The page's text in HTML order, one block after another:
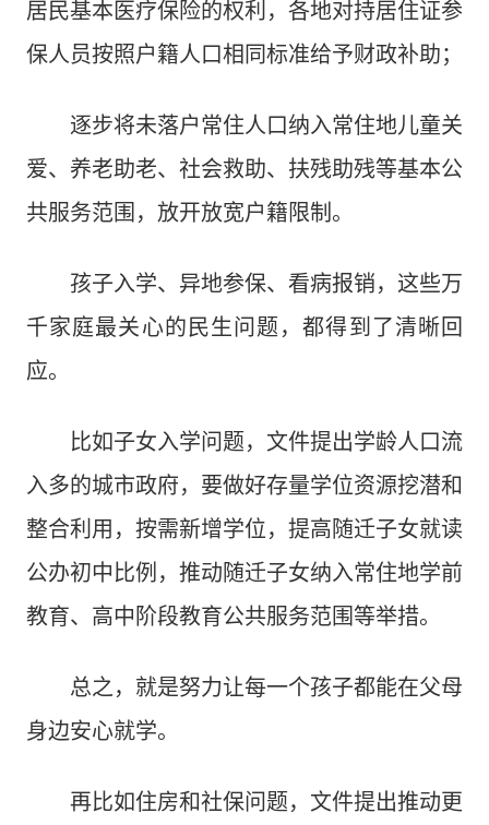
居民基本医疗保险的权利，各地对持居住证参
保人员按照户籍人口相同标准给予财政补助；
逐步将未落户常住人口纳入常住地儿童关
爱、养老助老、社会救助、扶残助残等基本公
共服务范围，放开放宽户籍限制。
孩子入学、异地参保、看病报销，这些万
千家庭最关心的民生问题，都得到了清晰回
应。
比如子女入学问题，文件提出学龄人口流
入多的城市政府，要做好存量学位资源挖潜和
整合利用，按需新增学位，提高随迁子女就读
公办初中比例，推动随迁子女纳入常住地学前
教育、高中阶段教育公共服务范围等举措。
总之，就是努力让每一个孩子都能在父母
身边安心就学。
再比如住房和社保问题，文件提出推动更